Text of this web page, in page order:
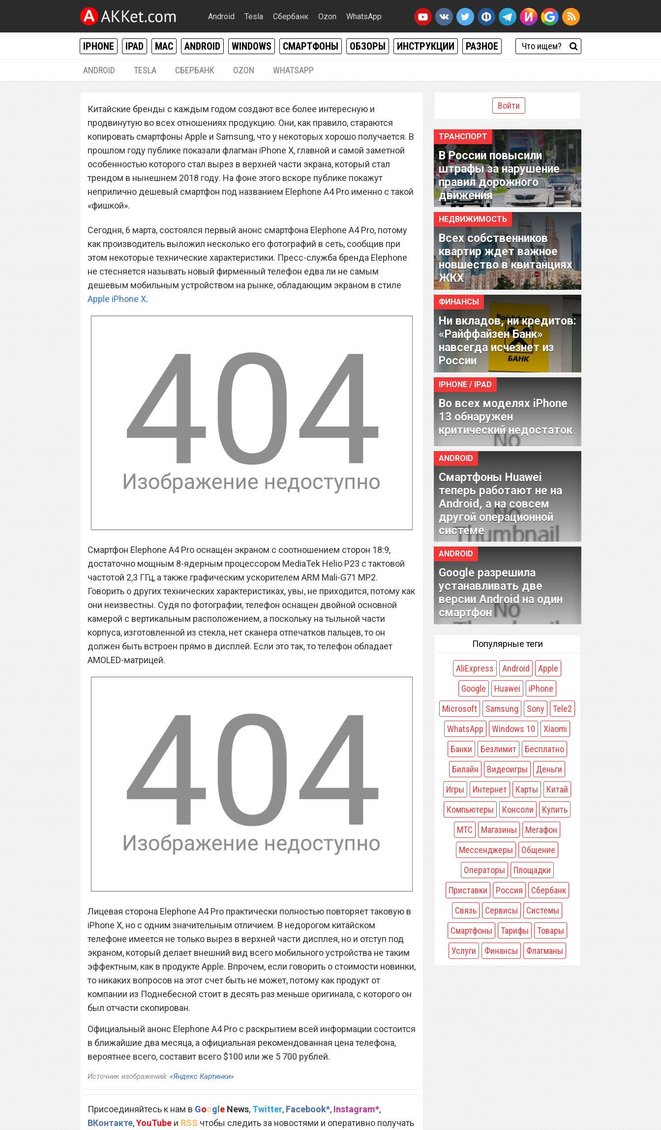
Android Tesla Сбербанк Ozon WhatsApp
IPHONE IPAD MAC ANDROID WINDOWS СМАРТФОНЫ ОБЗОРЫ ИНСТРУКЦИИ РАЗНОЕ
ANDROID TESLA СБЕРБАНК OZON WHATSAPP
Elephone A4 Pro – неприлично дешевый
смартфон с вырезом в экране
Китайские бренды с каждым годом создают все более интересную и
продвинутую во всех отношениях продукцию. Они, как правило, стараются
копировать смартфоны Apple и Samsung, что у некоторых хорошо получается. В
прошлом году публике показали флагман iPhone X, главной и самой заметной
особенностью которого стал вырез в верхней части экрана, который стал
трендом в нынешнем 2018 году. На фоне этого вскоре публике покажут
неприлично дешевый смартфон под названием Elephone A4 Pro именно с такой
«фишкой».
Сегодня, 6 марта, состоялся первый анонс смартфона Elephone A4 Pro, потому
как производитель выложил несколько его фотографий в сеть, сообщив при
этом некоторые технические характеристики. Пресс-служба бренда Elephone
не стесняется называть новый фирменный телефон едва ли не самым
дешевым мобильным устройством на рынке, обладающим экраном в стиле
Apple iPhone X.
Смартфон Elephone A4 Pro оснащен экраном с соотношением сторон 18:9,
достаточно мощным 8-ядерным процессором MediaTek Helio P23 с тактовой
частотой 2,3 ГГц, а также графическим ускорителем ARM Mali-G71 MP2.
Говорить о других технических характеристиках, увы, не приходится, потому как
они неизвестны. Судя по фотографии, телефон оснащен двойной основной
камерой с вертикальным расположением, а поскольку на тыльной части
корпуса, изготовленной из стекла, нет сканера отпечатков пальцев, то он
должен быть встроен прямо в дисплей. Если это так, то телефон обладает
AMOLED-матрицей.
Лицевая сторона Elephone A4 Pro практически полностью повторяет таковую в
iPhone X, но с одним значительным отличием. В недорогом китайском
телефоне имеется не только вырез в верхней части дисплея, но и отступ под
экраном, который делает внешний вид всего мобильного устройства не таким
эффектным, как в продукте Apple. Впрочем, если говорить о стоимости новинки,
то никаких вопросов на этот счет быть не может, потому как продукт от
компании из Поднебесной стоит в десять раз меньше оригинала, с которого он
был отчасти скопирован.
Официальный анонс Elephone A4 Pro с раскрытием всей информации состоится
в ближайшие два месяца, а официальная рекомендованная цена телефона,
вероятнее всего, составит всего $100 или же 5 700 рублей.
Источник изображений: «Яндекс Картинки»
Присоединяйтесь к нам в Google News, Twitter, Facebook*, Instagram*,
ВКонтакте,YouTube и RSS чтобы следить за новостями и оперативно получать
Войти
ТРАНСПОРТ
В России повысили
штрафы за нарушение
правил дорожного
движения
НЕДВИЖИМОСТЬ
Всех собственников
квартир ждет важное
новшество в квитанциях
ЖКХ
ФИНАНСЫ
Ни вкладов, ни кредитов:
«Райффайзен Банк»
навсегда исчезнет из
России
IPHONE / IPAD
Во всех моделях iPhone
13 обнаружен
критический недостаток
ANDROID
Смартфоны Huawei
теперь работают не на
Android, а на совсем
другой операционной
системе
ANDROID
Google разрешила
устанавливать две
версии Android на один
смартфон
Популярные теги
AliExpress Android
Apple
Google
Huawei
iPhone
Microsoft
Samsung Sony
Tele2
WhatsApp
Windows 10
Xiaomi
Банки
Безлимит
Бесплатно
Билайн
Видеоигры
Деньги
Игры
Интернет Карты
Китай
Компьютеры
Консоли
Купить
МТС
Магазины
Мегафон
Мессенджеры
Общение
Операторы
Площадки
Приставки
Россия
Сбербанк
Связь
Сервисы
Системы
Смартфоны
Тарифы
Товары
Услуги
Финансы Флагманы